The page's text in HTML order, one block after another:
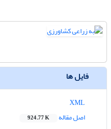
فایل ها
اصل مقاله
924.77 K